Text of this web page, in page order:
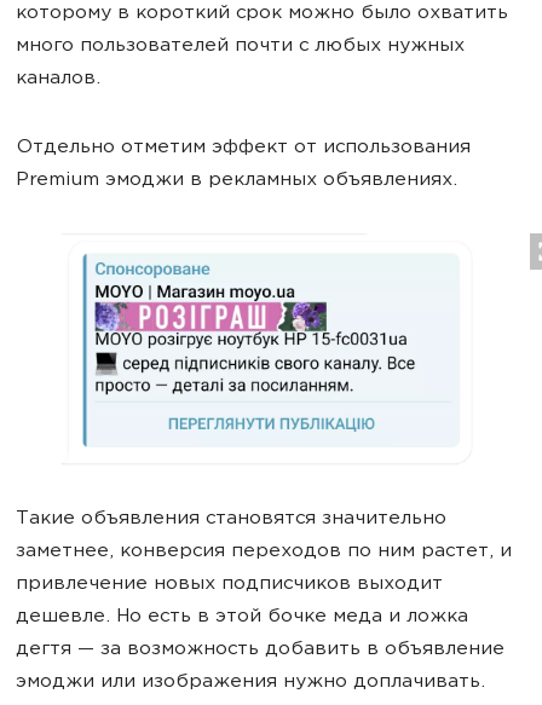
которому в короткий срок можно было охватить
много пользователей почти с любых нужных
каналов.
Отдельно отметим эффект от использования
Premium эмоджи в рекламных объявлениях.
Такие объявления становятся значительно
заметнее, конверсия переходов по ним растет, и
привлечение новых подписчиков выходит
дешевле. Но есть в этой бочке меда и ложка
дегтя — за возможность добавить в объявление
эмоджи или изображения нужно доплачивать.